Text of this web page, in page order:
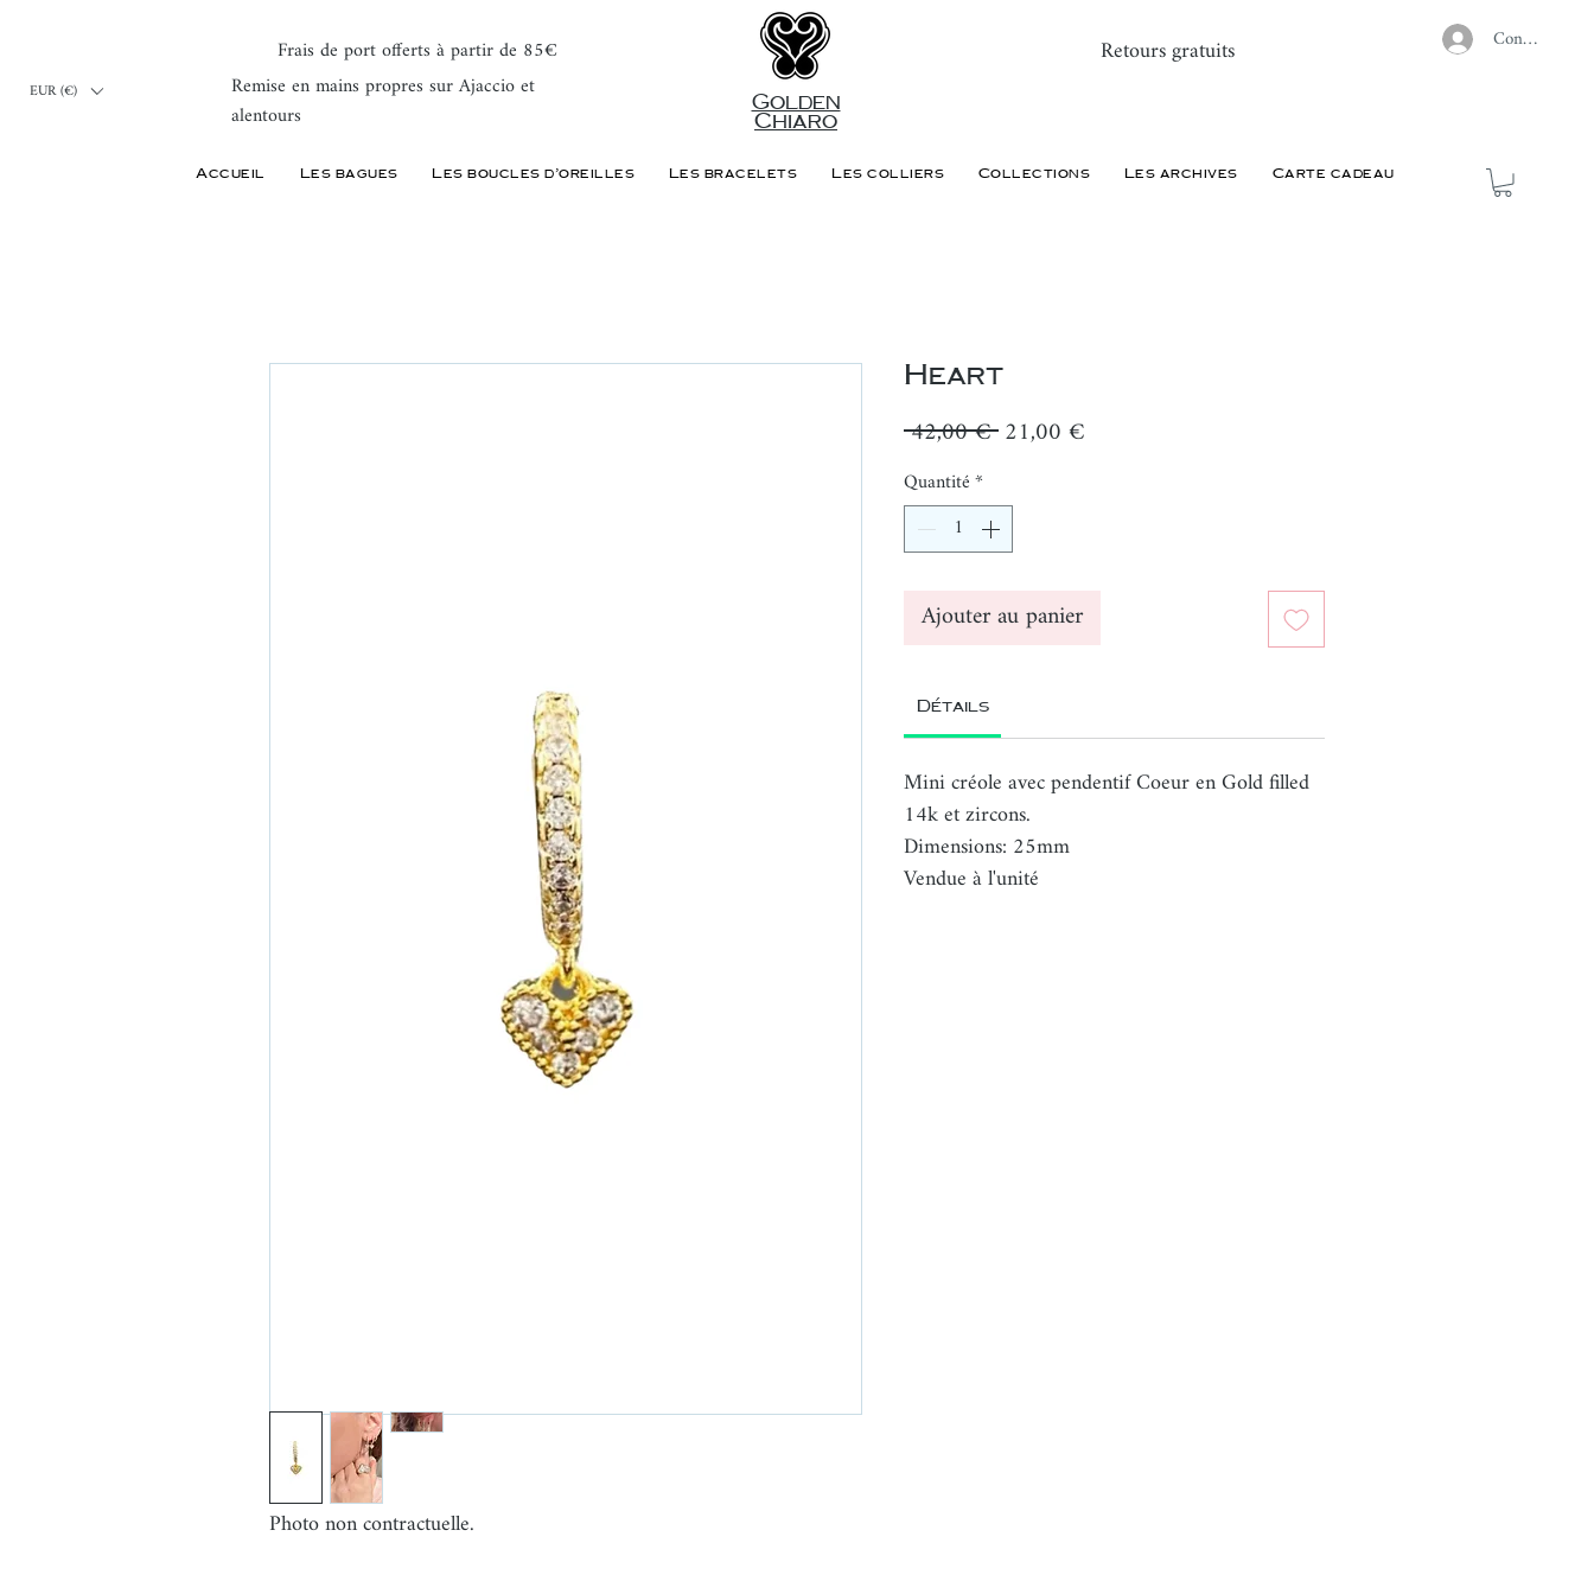
EUR (€)
Frais de port offerts à partir de 85€
Remise en mains propres sur Ajaccio et
alentours
Retours gratuits Connexion
Golden
Chiaro
Accueil Les bagues Les boucles d'oreilles Les bracelets Les colliers Collections Les archives Carte cadeau
Photo non contractuelle.
Heart
42,00 € Prix
21,00 €
Quantité*
Ajouter au panier
Détails
Mini créole avec pendentif Coeur en Gold filled
14k et zircons.
Dimensions: 25mm
Vendue à l'unité